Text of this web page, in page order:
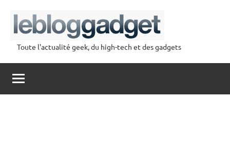
contenu
lebloggadget
Toute l'actualité geek, du high-tech et des gadgets